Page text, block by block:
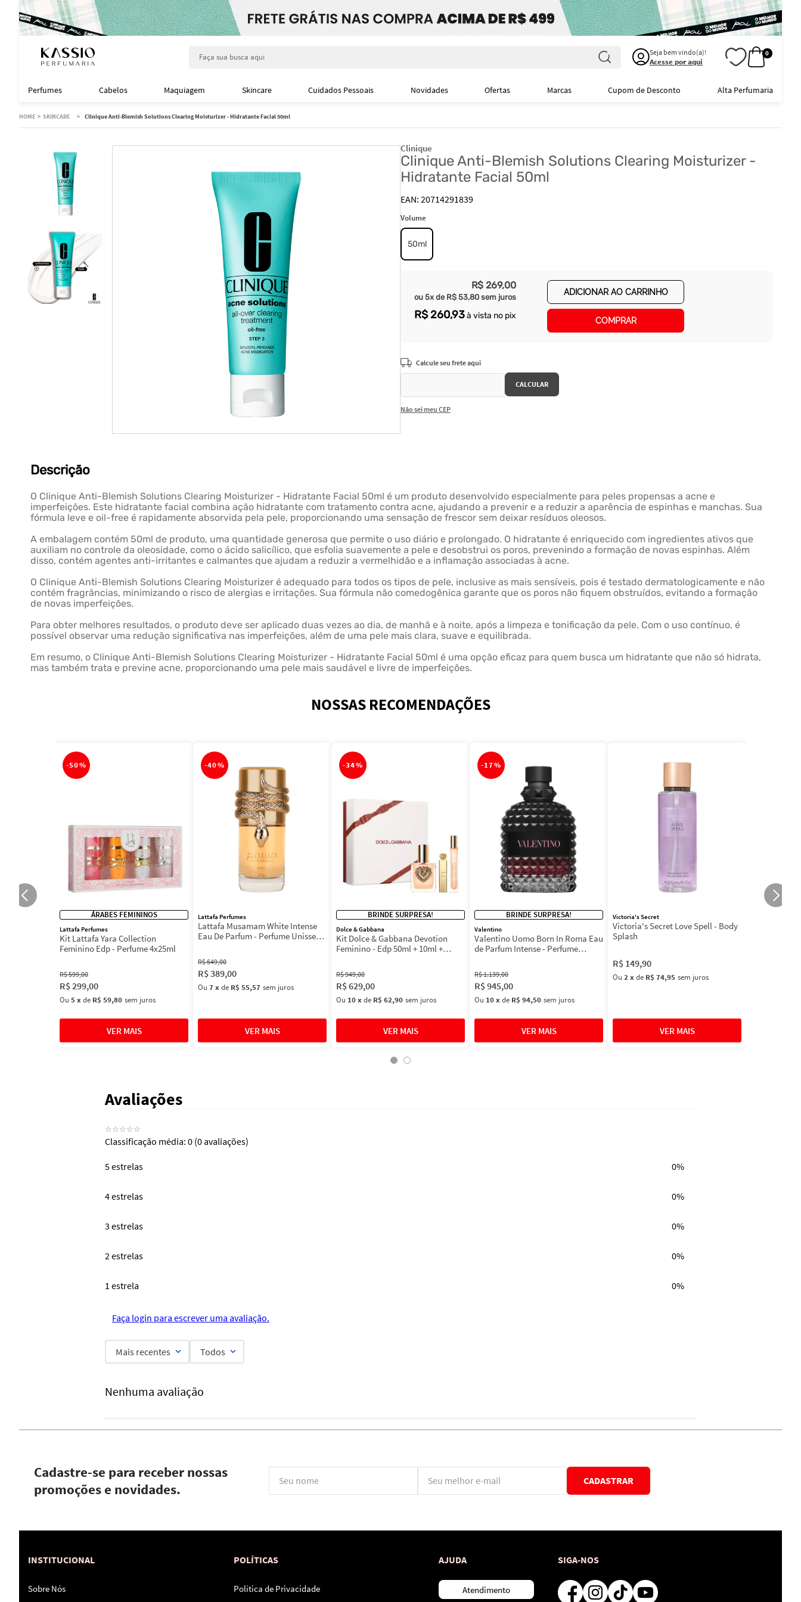
Seja bem vindo(a)!
Acesse por aqui
0
Perfumes Cabelos Maquiagem Skincare Cuidados Pessoais Novidades Ofertas Marcas Cupom de Desconto Alta Perfumaria
SKINCARE Clinique Anti-Blemish Solutions Clearing Moisturizer - Hidratante Facial 50ml
Clinique
Clinique Anti-Blemish Solutions Clearing Moisturizer -
Hidratante Facial 50ml
20714291839
Volume
50ml
R$ 269,00
ou 5x de R$ 53,80 sem juros
R$ 260,93à vista no pix
ADICIONAR AO CARRINHO
COMPRAR
Não sei meu CEP
Descrição
O Clinique Anti-Blemish Solutions Clearing Moisturizer - Hidratante Facial 50ml é um produto desenvolvido especialmente para peles propensas a acne e
imperfeições. Este hidratante facial combina ação hidratante com tratamento contra acne, ajudando a prevenir e a reduzir a aparência de espinhas e manchas. Sua
fórmula leve e oil-free é rapidamente absorvida pela pele, proporcionando uma sensação de frescor sem deixar resíduos oleosos.
A embalagem contém 50ml de produto, uma quantidade generosa que permite o uso diário e prolongado. O hidratante é enriquecido com ingredientes ativos que
auxiliam no controle da oleosidade, como o ácido salicílico, que esfolia suavemente a pele e desobstrui os poros, prevenindo a formação de novas espinhas. Além
disso, contém agentes anti-irritantes e calmantes que ajudam a reduzir a vermelhidão e a inflamação associadas à acne.
O Clinique Anti-Blemish Solutions Clearing Moisturizer é adequado para todos os tipos de pele, inclusive as mais sensíveis, pois é testado dermatologicamente e não
contém fragrâncias, minimizando o risco de alergias e irritações. Sua fórmula não comedogênica garante que os poros não fiquem obstruídos, evitando a formação
de novas imperfeições.
Para obter melhores resultados, o produto deve ser aplicado duas vezes ao dia, de manhã e à noite, após a limpeza e tonificação da pele. Com o uso contínuo, é
possível observar uma redução significativa nas imperfeições, além de uma pele mais clara, suave e equilibrada.
Em resumo, o Clinique Anti-Blemish Solutions Clearing Moisturizer - Hidratante Facial 50ml é uma opção eficaz para quem busca um hidratante que não só hidrata,
mas também trata e previne acne, proporcionando uma pele mais saudável e livre de imperfeições.
NOSSAS RECOMENDAÇÕES
-50%
ÁRABES FEMININOS
Lattafa Perfumes
Kit Lattafa Yara Collection
Feminino Edp - Perfume 4x25ml
R$599,00
R$299,00
Ou 5xde R$ 59,80 sem juros
-40%
Lattafa Perfumes
Lattafa Musamam White Intense
Eau De Parfum - Perfume Unissex
R$649,00
R$389,00
Ou 7xde R$ 55,57 sem juros
-34%
BRINDE SURPRESA!
Dolce & Gabbana
Kit Dolce & Gabbana Devotion
Feminino - Edp 50ml + 10ml +
R$949,00
R$629,00
Ou 10xde R$ 62,90 sem juros
-17%
BRINDE SURPRESA!
Valentino
Valentino Uomo Born In Roma Eau
de Parfum Intense - Perfume
R$1.139,00
R$945,00
Ou 10xde R$ 94,50 sem juros
Victoria's Secret
Victoria's Secret Love Spell - Body
Splash
R$ 149,90
Ou 2xde R$ 74,95 sem juros
Avaliações
☆☆☆☆☆
Classificação média: 0 (0 avaliações)
5 estrelas 0%
4 estrelas 0%
3 estrelas 0%
2 estrelas 0%
1 estrela 0%
Faça login para escrever uma avaliação.
Mais recentes Todos
Nenhuma avaliação
Cadastre-se para receber nossas
promoções e novidades.
CADASTRAR
INSTITUCIONAL
Sobre Nós
POLÍTICAS
Política de Privacidade
AJUDA
Atendimento
SIGA-NOS